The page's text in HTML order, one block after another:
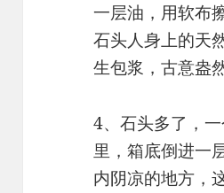
一层油，用软布
石头人身上的天
生包浆，古意盎然
4、石头多了，
里，箱底倒进一
内阴凉的地方，